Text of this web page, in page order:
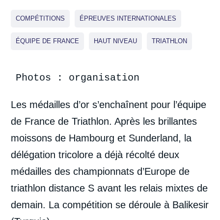
COMPÉTITIONS ÉPREUVES INTERNATIONALES
ÉQUIPE DE FRANCE HAUT NIVEAU TRIATHLON
Photos : organisation
Les médailles d’or s’enchaînent pour l’équipe
de France de Triathlon. Après les brillantes
moissons de Hambourg et Sunderland, la
délégation tricolore a déjà récolté deux
médailles des championnats d’Europe de
triathlon distance S avant les relais mixtes de
demain. La compétition se déroule à Balikesir